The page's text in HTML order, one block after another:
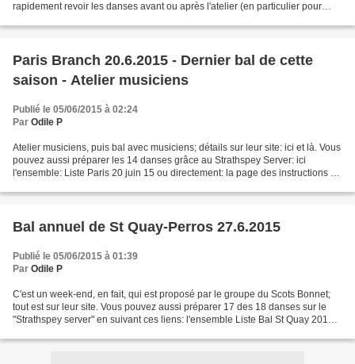
rapidement revoir les danses avant ou après l'atelier (en particulier pour
Paris Branch 20.6.2015 - Dernier bal de cette
saison - Atelier musiciens
Publié le 05/06/2015 à 02:24
Par Odile P
Atelier musiciens, puis bal avec musiciens; détails sur leur site: ici et là. Vous
pouvez aussi préparer les 14 danses grâce au Strathspey Server: ici
l'ensemble: Liste Paris 20 juin 15 ou directement: la page des instructions ou
Bal annuel de St Quay-Perros 27.6.2015
Publié le 05/06/2015 à 01:39
Par Odile P
C'est un week-end, en fait, qui est proposé par le groupe du Scots Bonnet;
tout est sur leur site. Vous pouvez aussi préparer 17 des 18 danses sur le
"Strathspey server" en suivant ces liens: l'ensemble Liste Bal St Quay 2015